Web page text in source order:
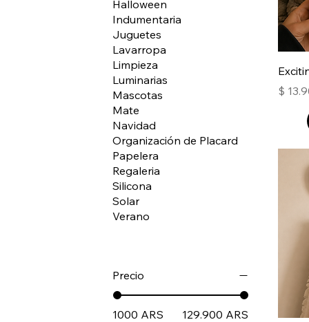
Halloween
Indumentaria
Juguetes
Lavarropa
Limpieza
Luminarias
Mascotas
Mate
Navidad
Organización de Placard
Papelera
Regaleria
Silicona
Solar
Verano
Precio
1000 ARS 129.900 ARS
Precio
$